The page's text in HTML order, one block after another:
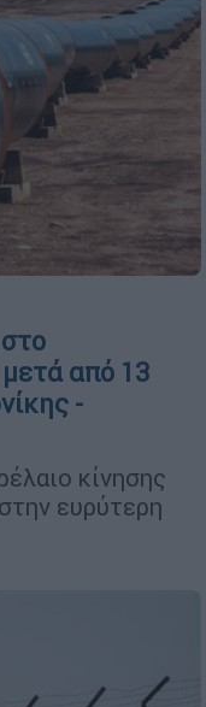
μετά από 13
-
κίνησης
ευρύτερη